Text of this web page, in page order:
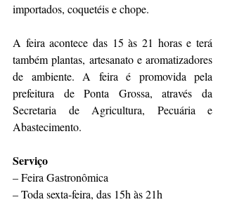
importados, coquetéis e chope.
A feira acontece das 15 às 21 horas e terá
também plantas, artesanato e aromatizadores
de ambiente. A feira é promovida pela
prefeitura de Ponta Grossa, através da
Secretaria de Agricultura, Pecuária e
Abastecimento.
Serviço
– Feira Gastronômica
– Toda sexta-feira, das 15h às 21h